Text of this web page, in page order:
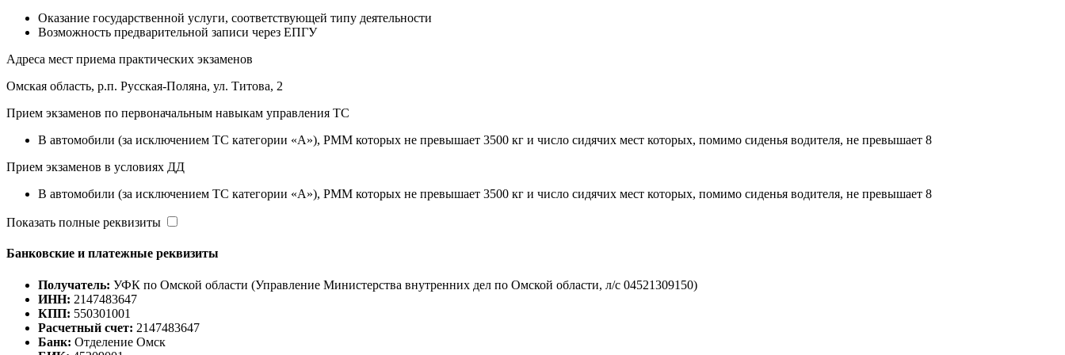
Оказание государственной услуги, соответствующей типу деятельности
Возможность предварительной записи через ЕПГУ
Адреса мест приема практических экзаменов
Омская область, р.п. Русская-Поляна, ул. Титова, 2
Прием экзаменов по первоначальным навыкам управления ТС
B автомобили (за исключением ТС категории «A»), РММ которых не превышает 3500 кг и число сидячих мест которых, помимо сиденья водителя, не превышает 8
Прием экзаменов в условиях ДД
B автомобили (за исключением ТС категории «A»), РММ которых не превышает 3500 кг и число сидячих мест которых, помимо сиденья водителя, не превышает 8
Показать полные реквизиты
Банковские и платежные реквизиты
Получатель: УФК по Омской области (Управление Министерства внутренних дел по Омской области, л/с 04521309150)
ИНН: 2147483647
КПП: 550301001
Расчетный счет: 2147483647
Банк: Отделение Омск